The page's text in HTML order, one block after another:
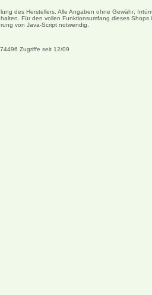
des Herstellers. Alle Angaben ohne Gewähr;
Für den vollen Funktionsumfang dieses Shops
von Java-Script notwendig.
Zugriffe seit 12/09